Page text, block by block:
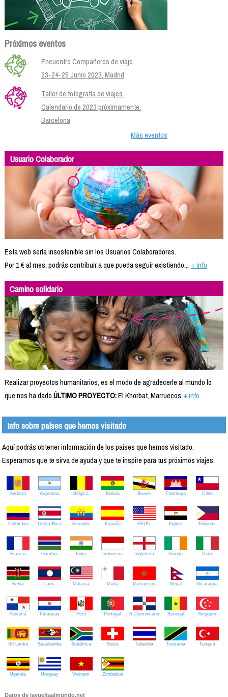
Próximos eventos
Encuentro Compañeros de viaje.
23-24-25 Junio 2023. Madrid
Taller de fotografía de viajes.
Calendario de 2023 próximamente.
Barcelona
Más eventos
Usuario Colaborador
Esta web sería insostenible sin los Usuarios Colaboradores.
Por 1 € al mes, podrás contribuir a que pueda seguir existiendo... + info
Camino solidario
Realizar proyectos humanitarios, es el modo de agradecerle al mundo lo
que nos ha dado.ÚLTIMO PROYECTO:El Khorbat, Marruecos + info
Info sobre países que hemos visitado
Aquí podrás obtener información de los países que hemos visitado.
Esperamos que te sirva de ayuda y que te inspire para tus próximos viajes.
Andorra Argentina Bélgica Bolivia Brunei Camboya Chile
Colombia Costa Rica Ecuador España EEUU Egipto Filipinas
Francia Gambia India Indonesia Inglaterra Irlanda Italia
Kenia Laos Malasia Malta Marruecos Nepal Nicaragua
Panamá Paraguay Perú Portugal R.Dominicana Senegal Singapur
Sri Lanka Suazilandia Sudáfrica Suiza Tailandia Tanzania Turquía
Uganda Uruguay Vietnam Zimbabue
Datos de lavueltaalmundo.net